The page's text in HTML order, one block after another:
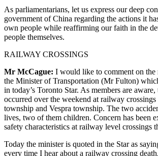
As parliamentarians, let us express our deep
government of China regarding the actions it
own people while reaffirming our faith in the
people themselves.
RAILWAY CROSSINGS
Mr McCague: I would like to comment on the
the Minister of Transportation (Mr Fulton)
in today’s Toronto Star. As members are
occurred over the weekend at railway crossings
township and Vespra township. The two
lives, two of them children. Concern has been
safety characteristics at railway level crossings
Today the minister is quoted in the Star as
every time I hear about a railway crossing